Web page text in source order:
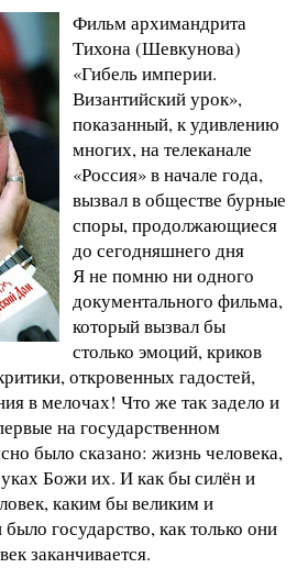
Фильм архимандрита
Тихона (Шевкунова)
«Гибель империи.
Византийский урок»,
показанный, к удивлению
многих, на телеканале
«Россия» в начале года,
вызвал в обществе бурные
споры, продолжающиеся
до сегодняшнего дня
Я не помню ни одного
документального фильма,
который вызвал бы
столько эмоций, криков
откровенных гадостей,
в мелочах! Что же так задело и
на государственном
было сказано: жизнь человека,
Божи их. И как бы силён и
каким бы великим и
государство, как только они
заканчивается.